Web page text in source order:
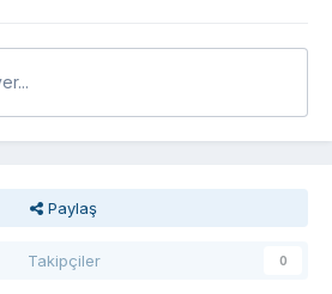
Paylaş
Takipçiler 0